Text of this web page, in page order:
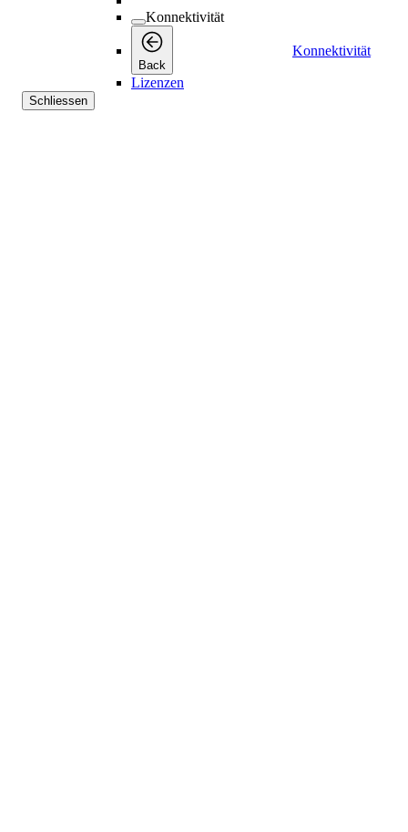
Konnektivität
Back
Konnektivität
Lizenzen
Schliessen